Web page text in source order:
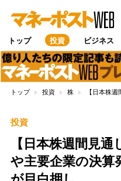
トップ 投資 ビジネス
トップ 投資 株 【日本株
投資
【日本株週間見
や主要企業の決算